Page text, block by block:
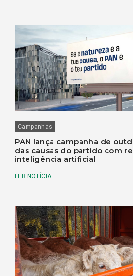
Campanhas
PAN lança campanha de
das causas do partido com
inteligência artificial
LER NOTÍCIA